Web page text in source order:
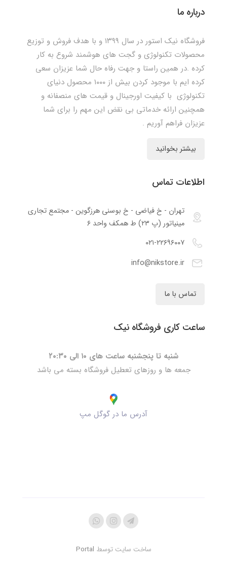
درباره ما
فروشگاه نیک استور در سال ۱۳۹۹ و با هدف فروش و توزیع
محصولات تکنولوژی و گجت های هوشمند شروع به کار
کرده .در همین راستا و جهت رفاه حال شما عزیزان سعی
کرده ایم با موجود کردن بیش از ۱۰۰۰ محصول دنیای
تکنولوژی با کیفیت اورجینال و قیمت های منصفانه و
همچنین ارائه خدماتی بی نقض این مهم را برای شما
عزیزان فراهم آوریم .
بیشتر بخوانید
اطلاعات تماس
تهران - خ فیاضی - خ بوسنی هرزگوین - مجتمع تجاری
مینیاتور (پ ۲۳) ط همکف واحد ۶
۰۲۱-۲۲۶۹۶۰۰۷
info@nikstore.ir
تماس با ما
ساعت کاری فروشگاه نیک
شنبه تا پنجشنبه ساعت های ۱۰ الی ۲۰:۳۰
جمعه ها و روزهای تعطیل فروشگاه بسته می باشد
آدرس ما در گوگل مپ
ساخت سایت توسط Portal